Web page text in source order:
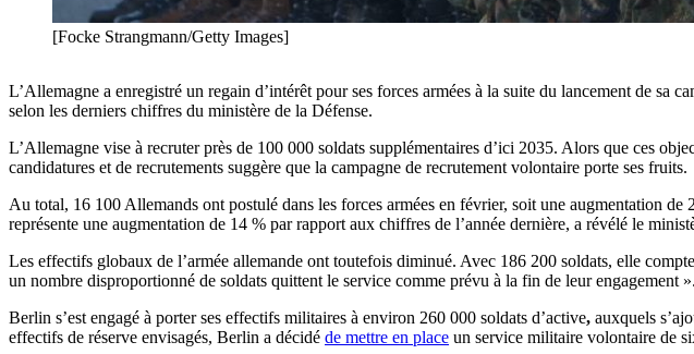
[Focke Strangmann/Getty Images]
L’Allemagne a enregistré un regain d’intérêt pour ses forces armées à la suite du lancement de sa
selon les derniers chiffres du ministère de la Défense.
L’Allemagne vise à recruter près de 100 000 soldats supplémentaires d’ici 2035. Alors que ces
candidatures et de recrutements suggère que la campagne de recrutement volontaire porte ses fruits.
Au total, 16 100 Allemands ont postulé dans les forces armées en février, soit une augmentation
représente une augmentation de 14 % par rapport aux chiffres de l’année dernière, a révélé le
Les effectifs globaux de l’armée allemande ont toutefois diminué. Avec 186 200 soldats, elle
un nombre disproportionné de soldats quittent le service comme prévu à la fin de leur engagement ».
Berlin s’est engagé à porter ses effectifs militaires à environ 260 000 soldats d’active, auxquels
effectifs de réserve envisagés, Berlin a décidé de mettre en place un service militaire volontaire de